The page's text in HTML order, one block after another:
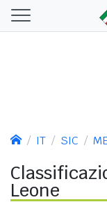
IT SIC
Leone